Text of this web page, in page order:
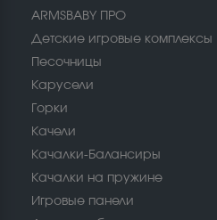
ARMSBABY ПРО
Детские игровые комплексы
Песочницы
Карусели
Горки
Качели
Качалки-Балансиры
Качалки на пружине
Игровые панели